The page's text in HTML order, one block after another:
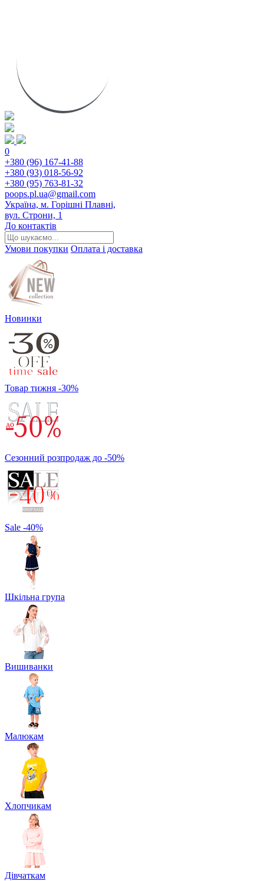
0
+380 (96) 167-41-88
+380 (93) 018-56-92
+380 (95) 763-81-32
poops.pl.ua@gmail.com
Україна, м. Горішні Плавні,
вул. Строни, 1
До контактів
Умови покупки Оплата і доставка
Новинки
Товар тижня -30%
Сезонний розпродаж до -50%
Sale -40%
Шкільна група
Вишиванки
Малюкам
Хлопчикам
Дівчаткам